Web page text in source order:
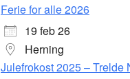
Ferie for alle 2026
19 feb 26
Herning
Julefrokost 2025 –